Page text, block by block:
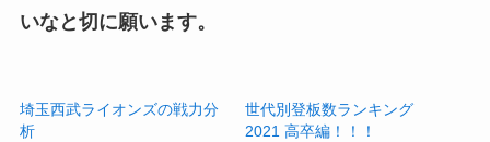
いなと切に願います。
埼玉西武ライオンズの戦力分
析
世代別登板数ランキング
2021 高卒編！！！